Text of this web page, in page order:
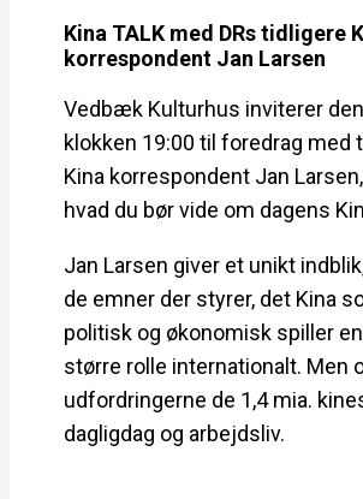
Kina TALK med DRs tidligere
korrespondent Jan Larsen
Vedbæk Kulturhus inviterer
klokken 19:00 til foredrag med
Kina korrespondent Jan
hvad du bør vide om dagens
Jan Larsen giver et unikt
de emner der styrer, det Kina
politisk og økonomisk spiller
større rolle internationalt. Men
udfordringerne de 1,4 mia.
dagligdag og arbejdsliv.